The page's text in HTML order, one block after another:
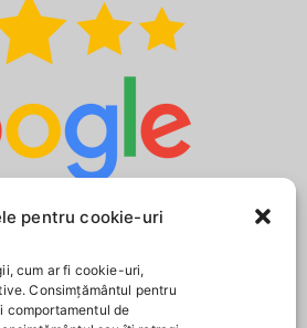
pentru cookie-uri
cum ar fi cookie-uri,
Consimțământul pentru
comportamentul de